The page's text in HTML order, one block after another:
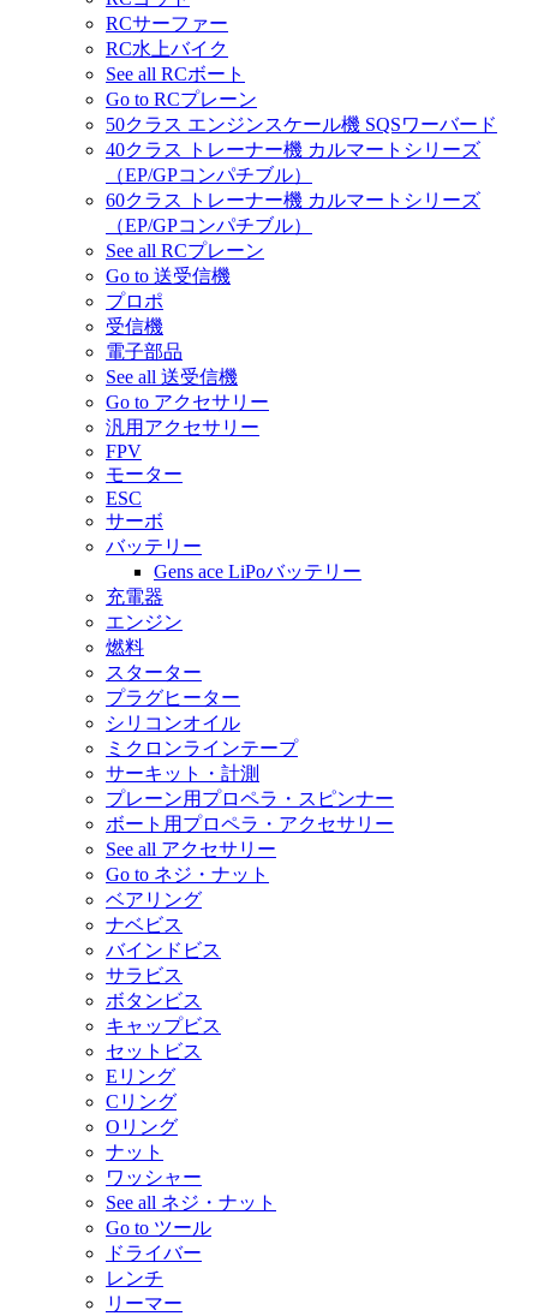
RCサーファー
RC水上バイク
See all RCボート
Go to RCプレーン
50クラス エンジンスケール機 SQSワーバード
40クラス トレーナー機 カルマートシリーズ
（EP/GPコンパチブル）
60クラス トレーナー機 カルマートシリーズ
（EP/GPコンパチブル）
See all RCプレーン
Go to 送受信機
プロポ
受信機
電子部品
See all 送受信機
Go to アクセサリー
汎用アクセサリー
FPV
モーター
ESC
サーボ
バッテリー
Gens ace LiPoバッテリー
充電器
エンジン
燃料
スターター
プラグヒーター
シリコンオイル
ミクロンラインテープ
サーキット・計測
プレーン用プロペラ・スピンナー
ボート用プロペラ・アクセサリー
See all アクセサリー
Go to ネジ・ナット
ベアリング
ナベビス
バインドビス
サラビス
ボタンビス
キャップビス
セットビス
Eリング
Cリング
Oリング
ナット
ワッシャー
See all ネジ・ナット
Go to ツール
ドライバー
レンチ
リーマー